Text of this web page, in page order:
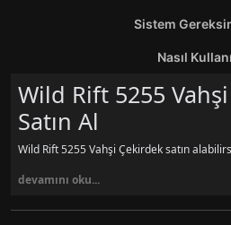
Sistem
Nasıl
Wild Rift 5255
Satın Al
Wild Rift 5255 Vahşi Çekirdek satın
devamını oku...